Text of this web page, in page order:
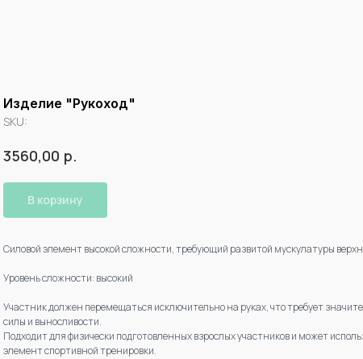
Изделие "Рукоход"
SKU:
3560,00 р.
В корзину
Силовой элемент высокой сложности, требующий развитой мускулатуры
Уровень сложности: высокий
Участник должен перемещаться исключительно на руках, что требует
силы и выносливости.
Подходит для физически подготовленных взрослых участников и может
элемент спортивной тренировки.